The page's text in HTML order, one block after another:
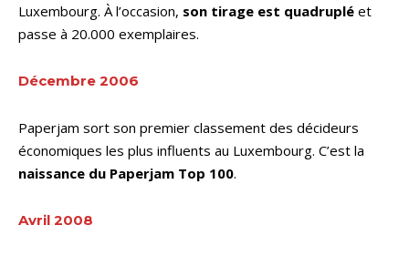
Luxembourg. À l’occasion, son tirage est quadruplé et
passe à 20.000 exemplaires.
Décembre 2006
Paperjam sort son premier classement des décideurs
économiques les plus influents au Luxembourg. C’est la
naissance du Paperjam Top 100.
Avril 2008